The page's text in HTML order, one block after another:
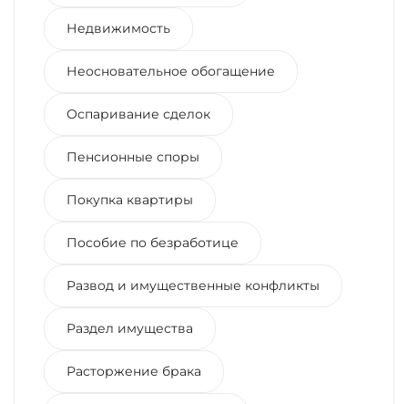
Недвижимость
Неосновательное обогащение
Оспаривание сделок
Пенсионные споры
Покупка квартиры
Пособие по безработице
Развод и имущественные конфликты
Раздел имущества
Расторжение брака